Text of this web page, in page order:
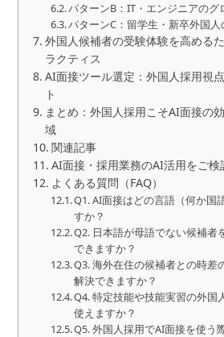
パターンB：IT・エンジニアのグ
パターンC：留学生・新卒外国
外国人候補者の受験体験を高める
ラクティス
AI面接ツール選定：外国人採用視
ト
まとめ：外国人採用こそAI面接の
域
関連記事
AI面接・採用業務のAI活用をご検
よくある質問（FAQ）
Q1. AI面接はどの言語（何か国
すか？
Q2. 日本語が母語でない候補者
できますか？
Q3. 海外在住の候補者との時差
解決できますか？
Q4. 特定技能や技能実習の外国
使えますか？
Q5. 外国人採用でAI面接を使う